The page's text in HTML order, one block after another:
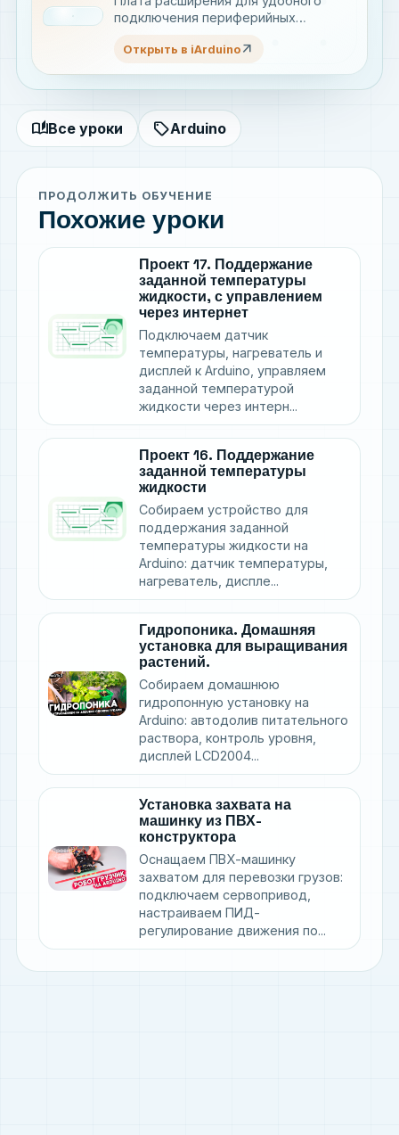
подключения периферийных
Открыть в iArduino arrow_outward
auto_storiesВсе уроки sellArduino
ПРОДОЛЖИТЬ ОБУЧЕНИЕ
Похожие уроки
Проект 17. Поддержание
заданной температуры
жидкости, с управлением
через интернет
Подключаем датчик
температуры, нагреватель и
дисплей к Arduino, управляем
заданной температурой
жидкости через интерн...
Проект 16. Поддержание
заданной температуры
жидкости
Собираем устройство для
поддержания заданной
температуры жидкости на
Arduino: датчик температуры,
нагреватель, диспле...
Гидропоника. Домашняя
установка для выращивания
растений.
Собираем домашнюю
гидропонную установку на
Arduino: автодолив питательного
раствора, контроль уровня,
дисплей LCD2004...
Установка захвата на
машинку из ПВХ-
конструктора
Оснащаем ПВХ-машинку
захватом для перевозки грузов:
подключаем сервопривод,
настраиваем ПИД-
регулирование движения по...